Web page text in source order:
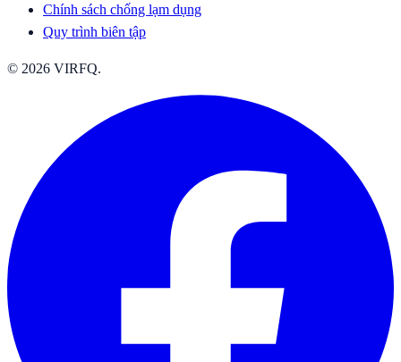
Chính sách chống lạm dụng
Quy trình biên tập
© 2026 VIRFQ.